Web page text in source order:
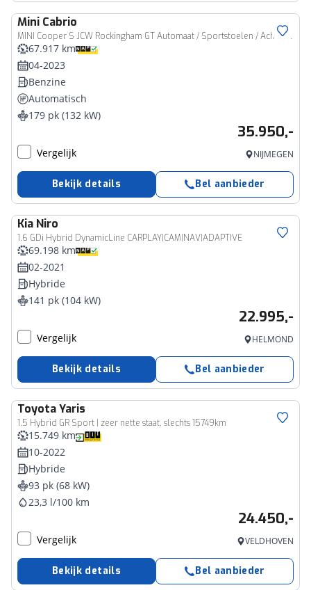
Mini Cabrio
MINI Cooper S JCW Rockingham GT Automaat / Sportstoelen / Achteruitrijcamera / LED / Stoelverwarming / Comfort Access / Stuurverwarming
67.917 km
04-2023
Benzine
Automatisch
179 pk (132 kW)
35.950,-
Vergelijk NIJMEGEN
Bekijk details Bel aanbieder
Kia Niro
1.6 GDi Hybrid DynamicLine CARPLAY|CAM|NAV|ADAPTIVE
69.198 km
02-2021
Hybride
141 pk (104 kW)
22.995,-
Vergelijk HELMOND
Bekijk details Bel aanbieder
ToyotaYaris
1.5 Hybrid GR Sport | zeer nette staat, slechts 15749km
15.749 km
10-2022
Hybride
93 pk (68 kW)
23,3 l/100 km
24.450,-
Vergelijk VELDHOVEN
Bekijk details Bel aanbieder